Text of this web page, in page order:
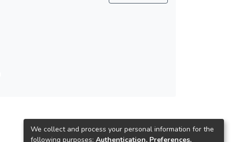
We collect and process your personal information for the
following purposes: Authentication, Preferences,